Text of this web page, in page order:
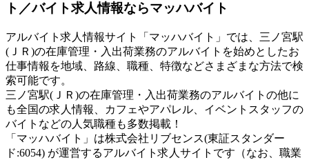
ト／バイト求人情報ならマッハバイト
アルバイト求人情報サイト「マッハバイト」では、三ノ宮駅
(ＪＲ)の在庫管理・入出荷業務のアルバイトを始めとしたお
仕事情報を地域、路線、職種、特徴などさまざまな方法で検
索可能です。
三ノ宮駅(ＪＲ)の在庫管理・入出荷業務のアルバイトの他に
も全国の求人情報、カフェやアパレル、イベントスタッフの
バイトなどの人気職種も多数掲載！
「マッハバイト」は株式会社リブセンス(東証スタンダー
ド:6054) が運営するアルバイト求人サイトです（なお、職業